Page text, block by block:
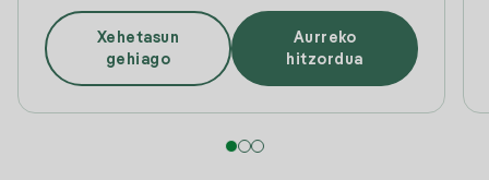
Xehetasun
gehiago
Aurreko
hitzordua